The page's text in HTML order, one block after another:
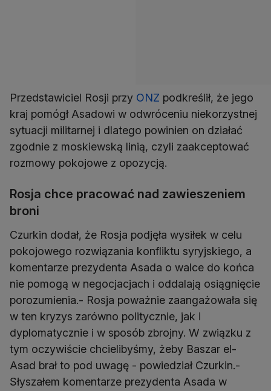
Przedstawiciel Rosji przy ONZ podkreślił, że jego
kraj pomógł Asadowi w odwróceniu niekorzystnej
sytuacji militarnej i dlatego powinien on działać
zgodnie z moskiewską linią, czyli zaakceptować
rozmowy pokojowe z opozycją.
Rosja chce pracować nad zawieszeniem
broni
Czurkin dodał, że Rosja podjęła wysiłek w celu
pokojowego rozwiązania konfliktu syryjskiego, a
komentarze prezydenta Asada o walce do końca
nie pomogą w negocjacjach i oddalają osiągnięcie
porozumienia.- Rosja poważnie zaangażowała się
w ten kryzys zarówno politycznie, jak i
dyplomatycznie i w sposób zbrojny. W związku z
tym oczywiście chcielibyśmy, żeby Baszar el-
Asad brał to pod uwagę - powiedział Czurkin.-
Słyszałem komentarze prezydenta Asada w